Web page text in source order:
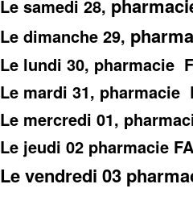
Le samedi 28,
Le dimanche 29,
Le lundi 30, pharmacie
Le mardi 31, pharmacie
Le mercredi 01,
Le jeudi 02 pharmacie
Le vendredi 03